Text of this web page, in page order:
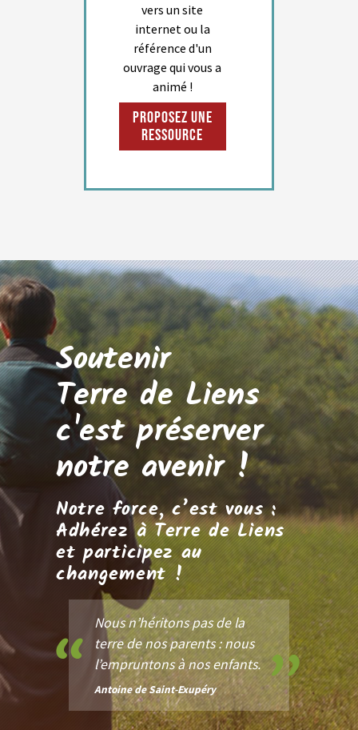
vers un site
internet ou la
référence d'un
ouvrage qui vous a
animé !
Proposez une
ressource
Soutenir
Terre de Liens
c'est préserver
notre avenir !
Notre force, c’est vous :
Adhérez à Terre de Liens
et participez au
changement !
Nous n’héritons pas de la
terre de nos parents : nous
l’empruntons à nos enfants.
Antoine de Saint-Exupéry